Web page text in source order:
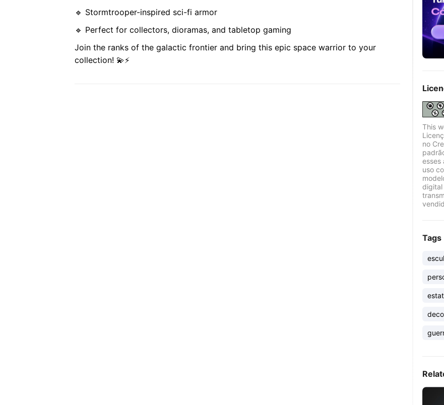
🔹 Stormtrooper-inspired sci-fi armor
🔹 Perfect for collectors, dioramas, and tabletop gaming
Join the ranks of the galactic frontier and bring this epic space warrior to your
collection! 💫⚡
This
no
esses
uso
digital
Tags